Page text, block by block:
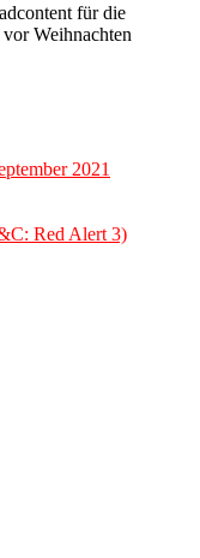
für die
Weihnachten
2021
Red Alert 3)